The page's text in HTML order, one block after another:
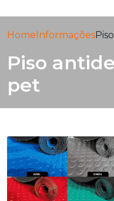
HomeInformações
Piso
pet